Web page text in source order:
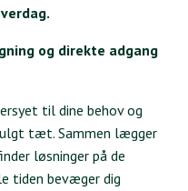
og direkte adgang
til dine behov og
tæt. Sammen lægger
løsninger på de
tiden bevæger dig